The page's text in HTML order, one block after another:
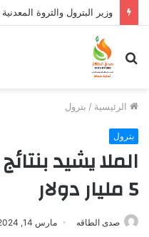
بحث
عن
الرئيسية / بترول
بترول
الملا يشيد
5 مليار دولار
صدى الطاقه مارس 14, 2024